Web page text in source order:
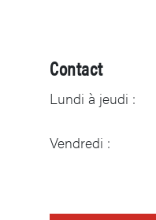
Contact
Lundi à jeudi :
Vendredi :